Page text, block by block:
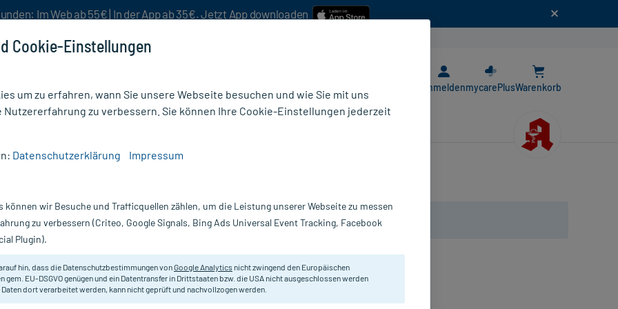
Im Web ab 55€ | In der App ab 35€. Jetzt App downloaden
AnmeldenmycarePlusWarenkorb
Nur für kurze Zeit:Gratis-Versand* ab 19€ Mindestbestellwert!
8-fach, 100
Unsteril, 10 x 10 cm. 8-fach.
Darreichung:
Kompressen
Cookie-Einstellungen
um zu erfahren, wann Sie unsere Webseite besuchen und wie Sie mit uns
Nutzererfahrung zu verbessern. Sie können Ihre Cookie-Einstellungen jederzeit
Datenschutzerklärung Impressum
können wir Besuche und Trafficquellen zählen, um die Leistung unserer Webseite zu messen
zu verbessern (Criteo, Google Signals, Bing Ads Universal Event Tracking, Facebook
Plugin).
hin, dass die Datenschutzbestimmungen vonGoogle Analytics nicht zwingend den Europäischen
gem. EU-DSGVO genügen und ein Datentransfer in Drittstaaten bzw. die USA nicht ausgeschlossen werden
Daten dort verarbeitet werden, kann nicht geprüft und nachvollzogen werden.